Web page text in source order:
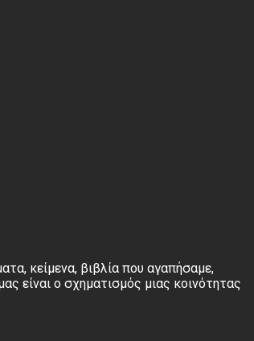
κείμενα, βιβλία που αγαπήσαμε,
είναι ο σχηματισμός μιας κοινότητας